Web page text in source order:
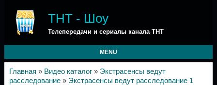
ТНТ - Шоу
Телепередачи и сериалы канала ТНТ
MENU
Главная » Видео каталог» Экстрасенсы ведут
расследование» Экстрасенсы ведут расследование 1